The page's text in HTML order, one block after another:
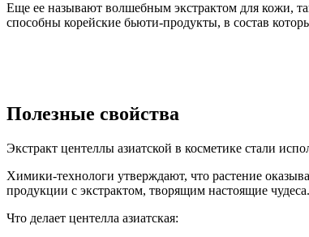
Еще ее называют волшебным экстрактом для кожи,
способны корейские бьюти-продукты, в состав
Полезные свойства
Экстракт центеллы азиатской в косметике стали
Химики-технологи утверждают, что растение
продукции с экстрактом, творящим настоящие чудеса.
Что делает центелла азиатская: